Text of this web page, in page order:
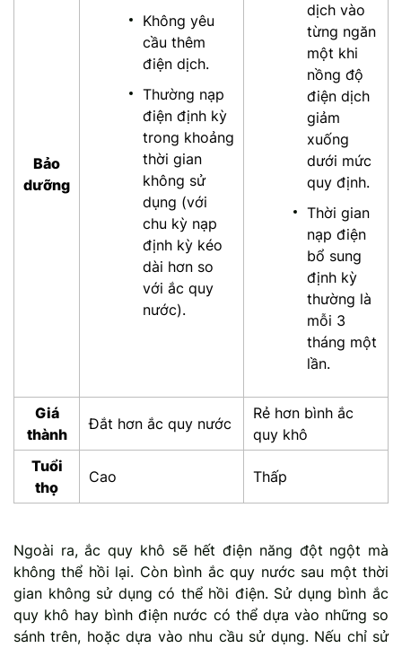
Bảo
dưỡng
Không yêu
cầu thêm
điện dịch.
Thường nạp
điện định kỳ
trong khoảng
thời gian
không sử
dụng (với
chu kỳ nạp
định kỳ kéo
dài hơn so
với ắc quy
nước).
dịch vào
từng ngăn
một khi
nồng độ
điện dịch
giảm
xuống
dưới mức
quy định.
Thời gian
nạp điện
bổ sung
định kỳ
thường là
mỗi 3
tháng một
lần.
Giá
thành
Đắt hơn ắc quy nước
Rẻ hơn bình ắc
quy khô
Tuổi
thọ
Cao Thấp
Ngoài ra, ắc quy khô sẽ hết điện năng đột ngột mà
không thể hồi lại. Còn bình ắc quy nước sau một thời
gian không sử dụng có thể hồi điện. Sử dụng bình ắc
quy khô hay bình điện nước có thể dựa vào những so
sánh trên, hoặc dựa vào nhu cầu sử dụng. Nếu chỉ sử